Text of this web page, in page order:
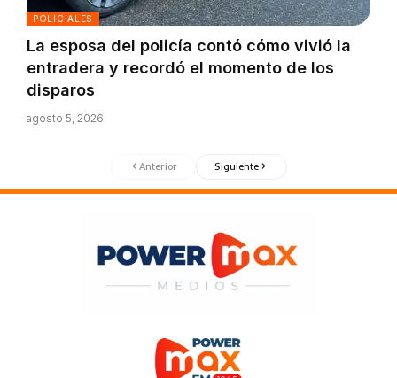
POLICIALES
La esposa del policía contó cómo vivió la
entradera y recordó el momento de los
disparos
agosto 5, 2026
Anterior Siguiente